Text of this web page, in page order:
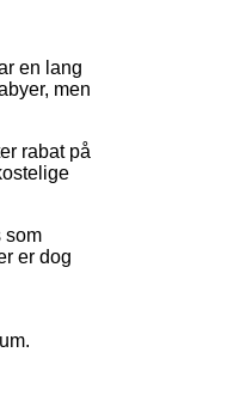
en lang
men
rabat på
som
er dog